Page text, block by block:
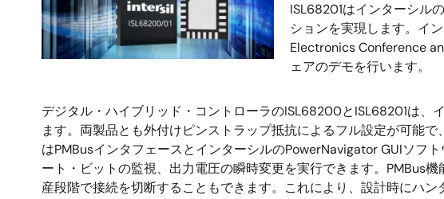
ISL68201はインターシル
ションを実現します。イ
Electronics Conference
ェアのデモを行います。
デジタル・ハイブリッド・コントローラのISL68200とISL68201は
ます。両製品とも外付けピンストラップ抵抗によるフル設定が可能
はPMBusインタフェースとインターシルのPowerNavigator GUIソフ
ート・ビットの監視、出力電圧の瞬時変更を実行できます。PMBus
産段階で接続を切断することもできます。これにより、設計時にハ